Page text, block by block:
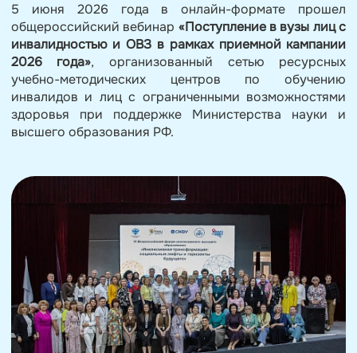
5 июня 2026 года в онлайн-формате прошел
общероссийский вебинар «Поступление в вузы лиц с
инвалидностью и ОВЗ в рамках приемной кампании
2026 года», организованный сетью ресурсных
учебно-методических центров по обучению
инвалидов и лиц с ограниченными возможностями
здоровья при поддержке Министерства науки и
высшего образования РФ.